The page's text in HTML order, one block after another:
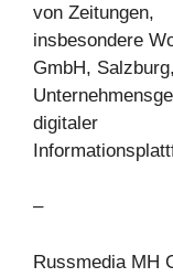
von Zeitungen,
insbesondere
GmbH, Salzburg,
digitaler
–
Russmedia MH